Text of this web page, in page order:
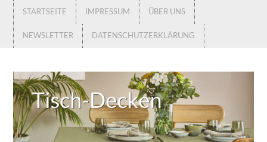
STARTSEITE IMPRESSUM ÜBER UNS
NEWSLETTER DATENSCHUTZERKLÄRUNG